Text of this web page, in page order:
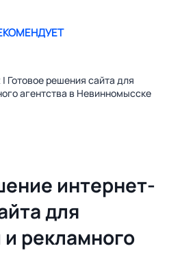
Готовое решения сайта для
агентства в Невинномысске
интернет-
для
рекламного